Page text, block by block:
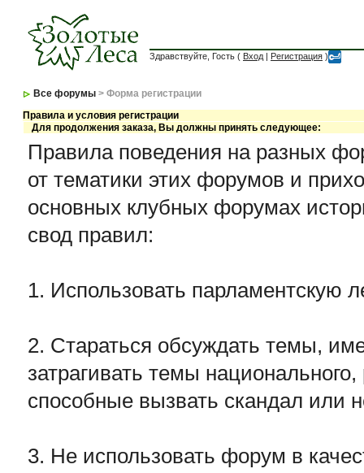
Здравствуйте, Гость ( Вход | Регистрация )
Все форумы > Форма регистрации
Правила и условия регистрации
Для продолжения заказа, Вы должны принять следующее:
Правила поведения на разных
от тематики этих форумов и
основных клубных форумах
свод правил:
1. Использовать парламентскую
2. Стараться обсуждать темы,
затрагивать темы
способные вызвать скандал или
3. Не использовать форум в